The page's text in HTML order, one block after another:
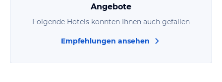
Angebote
Folgende Hotels könnten Ihnen auch gefallen
Empfehlungen ansehen